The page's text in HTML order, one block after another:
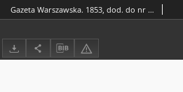
Gazeta Warszawska. 1853, dod. do nr 296 (29 X/10 XI)